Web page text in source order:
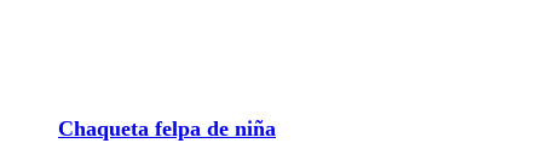
Chaqueta felpa de niña